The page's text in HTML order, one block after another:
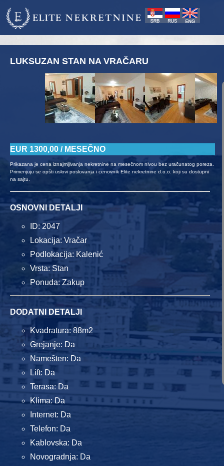
LUKSUZAN STAN NA VRAČARU
EUR 1300,00 / MESEČNO
Prikazana je cena iznajmljivanja nekretnine na mesečnom nivou bez uračunatog poreza.
Primenjuju se opšti uslovi poslovanja i cenovnik Elite nekretnine d.o.o. koji su dostupni
na sajtu.
OSNOVNI DETALJI
ID: 2047
Lokacija: Vračar
Podlokacija: Kalenić
Vrsta: Stan
Ponuda: Zakup
DODATNI DETALJI
Kvadratura: 88m2
Grejanje: Da
Namešten: Da
Lift: Da
Terasa: Da
Klima: Da
Internet: Da
Telefon: Da
Kablovska: Da
Novogradnja: Da